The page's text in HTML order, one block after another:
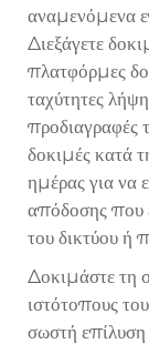
αναμενόμενα
Διεξάγετε
πλατφόρμες
ταχύτητες
προδιαγραφές
δοκιμές κατά
ημέρας για να
απόδοσης που
του δικτύου ή
Δοκιμάστε τη
ιστότοπους
σωστή